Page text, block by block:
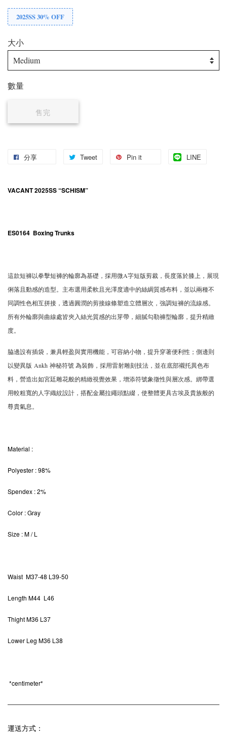
2025SS 30% OFF
大小
數量
售完
分享 Tweet Pin it LINE
VACANT 2025SS “SCHISM”
ES0164 Boxing Trunks
這款短褲以拳擊短褲的輪廓為基礎，採用微A字短版剪裁，長度落於膝上，展現
俐落且動感的造型。主布選用柔軟且光澤度適中的絲綢質感布料，並以兩種不
同調性色相互拼接，透過圓潤的剪接線條塑造立體層次，強調短褲的流線感。
所有外輪廓與曲線處皆夾入絲光質感的出芽帶，細膩勾勒褲型輪廓，提升精緻
度。
脇邊設有插袋，兼具輕盈與實用機能，可容納小物，提升穿著便利性；側邊則
以變異版 Ankh 神秘符號 為裝飾，採用雷射雕刻技法，並在底部襯托異色布
料，營造出如宮廷雕花般的精緻視覺效果，增添符號象徵性與層次感。綁帶選
用較粗寬的人字織紋設計，搭配金屬拉繩頭點綴，使整體更具古埃及貴族般的
尊貴氣息。
Material :
Polyester : 98%
Spendex : 2%
Color : Gray
Size : M / L
Waist M37-48 L39-50
Length M44 L46
Thight M36 L37
Lower Leg M36 L38
*centimeter*
運送方式：